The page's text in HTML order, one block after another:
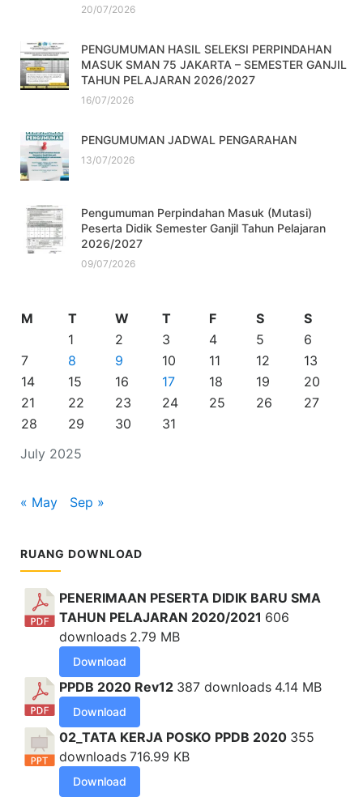
20/07/2026
PENGUMUMAN HASIL SELEKSI PERPINDAHAN
MASUK SMAN 75 JAKARTA – SEMESTER GANJIL
TAHUN PELAJARAN 2026/2027
16/07/2026
PENGUMUMAN JADWAL PENGARAHAN
13/07/2026
Pengumuman Perpindahan Masuk (Mutasi)
Peserta Didik Semester Ganjil Tahun Pelajaran
2026/2027
09/07/2026
July 2025
M T W T F S
S
1
2 3 4 5
6
7
8 9 10 11 12
13
14
15 16 17 18 19
20
21
22 23 24 25 26
27
28
29 30 31
« May Sep »
RUANG DOWNLOAD
PENERIMAAN PESERTA DIDIK BARU SMA
TAHUN PELAJARAN 2020/2021 606
downloads 2.79 MB
Download
PPDB 2020 Rev12 387 downloads 4.14 MB
Download
02_TATA KERJA POSKO PPDB 2020 355
downloads 716.99 KB
Download